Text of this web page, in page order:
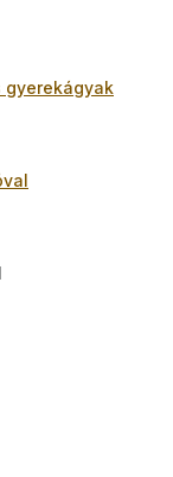
gyerekágyak